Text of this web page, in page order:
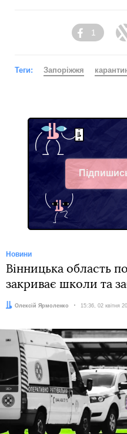
Facebook
1
Теги: Запоріжжя
Facebook
Новини
Вінницька область
закриває школи та
Автор:
Олексій Ярмоленко Дата:
15:36, 02 квітня